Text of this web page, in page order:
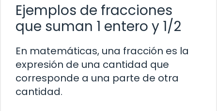
Ejemplos de fracciones
que suman 1 entero y 1/2
En matemáticas, una fracción es la
expresión de una cantidad que
corresponde a una parte de otra
cantidad.